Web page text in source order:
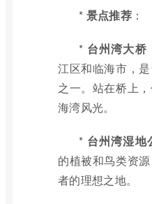
* 景点推荐：
* 台州湾大桥
江区和临海市，
之一。站在桥上
海湾风光。
* 台州湾湿地
的植被和鸟类资
者的理想之地。